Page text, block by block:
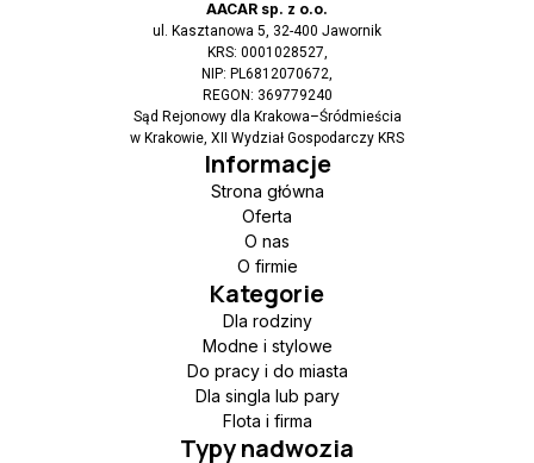
AACAR sp. z o.o.
ul. Kasztanowa 5, 32-400 Jawornik
KRS: 0001028527,
NIP: PL6812070672,
REGON: 369779240
Sąd Rejonowy dla Krakowa–Śródmieścia
w Krakowie, XII Wydział Gospodarczy KRS
Informacje
Strona główna
Oferta
O nas
O firmie
Kategorie
Dla rodziny
Modne i stylowe
Do pracy i do miasta
Dla singla lub pary
Flota i firma
Typy nadwozia